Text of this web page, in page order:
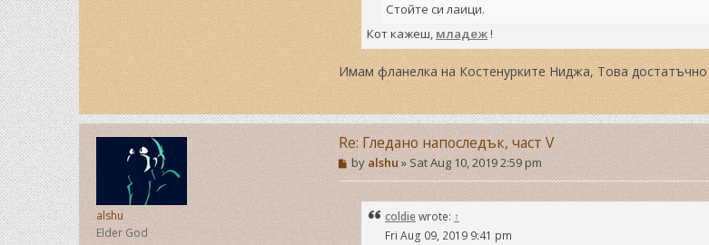
Стойте си лаици.
Кот кажеш, младеж!
Имам фланелка на Костенурките Ниджа, Това достатъчно
alshu
Elder God
Re: Гледано напоследък, част V
P
o
s
t
byalshu»Sat Aug 10, 2019 2:59 pm
coldiewrote: ↑
Fri Aug 09, 2019 9:41 pm